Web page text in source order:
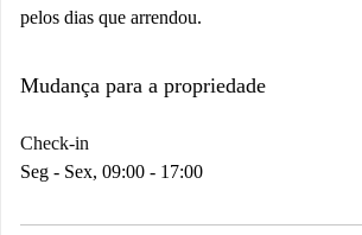
pelos dias que arrendou.
Mudança para a propriedade
Check-in
Seg - Sex, 09:00 - 17:00